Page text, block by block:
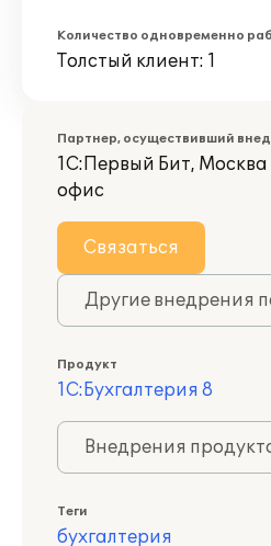
Количество одновременно
Толстый клиент: 1
Партнер, осуществивший
1С:Первый Бит,
офис
Связаться
Другие внедрения
Продукт
1С:Бухгалтерия 8
Внедрения
Теги
бухгалтерия